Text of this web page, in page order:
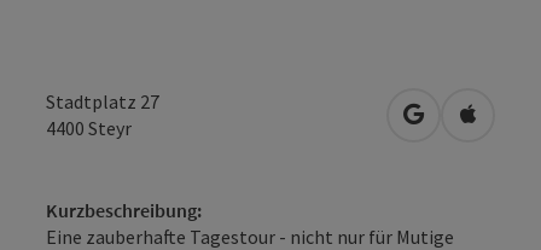
Stadtplatz 27
4400 Steyr in Google
in
Kurzbeschreibung:
Eine zauberhafte Tagestour - nicht nur für Mutige